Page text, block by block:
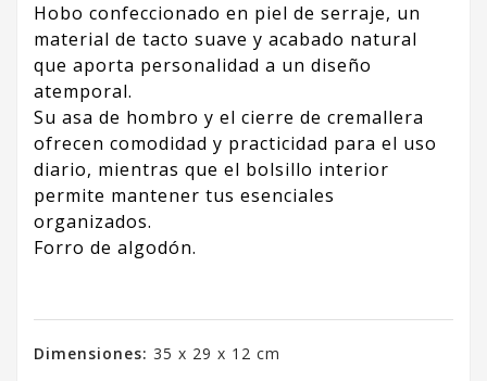
Hobo confeccionado en piel de serraje, un
material de tacto suave y acabado natural
que aporta personalidad a un diseño
atemporal.
Su asa de hombro y el cierre de cremallera
ofrecen comodidad y practicidad para el uso
diario, mientras que el bolsillo interior
permite mantener tus esenciales
organizados.
Forro de algodón.
Dimensiones: 35 x 29 x 12 cm